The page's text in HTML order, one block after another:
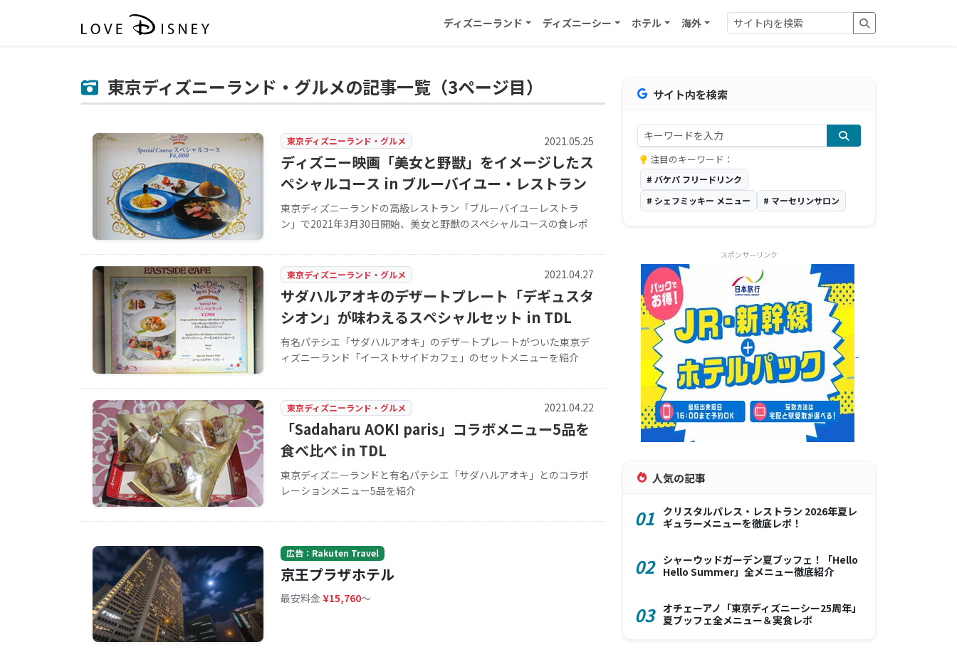
ディズニーランド ディズニーシー ホテル 海外
東京ディズニーランド・グルメの記事一覧（3ページ目）
東京ディズニーランド・グルメ 2021.05.25
ディズニー映画「美女と野獣」をイメージしたス
ペシャルコース in ブルーバイユー・レストラン
東京ディズニーランドの高級レストラン「ブルーバイユーレストラ
ン」で2021年3月30日開始、美女と野獣のスペシャルコースの食レポ
東京ディズニーランド・グルメ 2021.04.27
サダハルアオキのデザートプレート「デギュスタ
シオン」が味わえるスペシャルセット in TDL
有名パテシエ「サダハルアオキ」のデザートプレートがついた東京デ
ィズニーランド「イーストサイドカフェ」のセットメニューを紹介
東京ディズニーランド・グルメ 2021.04.22
「Sadaharu AOKI paris」コラボメニュー5品を
食べ比べ in TDL
東京ディズニーランドと有名パテシエ「サダハルアオキ」とのコラボ
レーションメニュー5品を紹介
広告：Rakuten Travel
京王プラザホテル
最安料金 ¥15,760〜
サイト内を検索
注目のキーワード：
# バケパ フリードリンク
# シェフミッキー メニュー
# マーセリンサロン
スポンサーリンク
人気の記事
01
クリスタルパレス・レストラン 2026年夏レ
ギュラーメニューを徹底レポ！
02
シャーウッドガーデン夏ブッフェ！「Hello
Hello Summer」全メニュー徹底紹介
03 オチェーアノ「東京ディズニーシー25周年」
夏ブッフェ全メニュー＆実食レポ